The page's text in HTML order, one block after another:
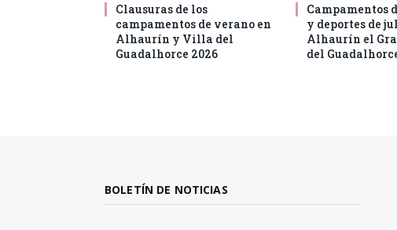
Clausuras de los
campamentos de verano en
Alhaurín y Villa del
Guadalhorce 2026
Campamentos
y deportes de
Alhaurín el
del
BOLETÍN DE NOTICIAS